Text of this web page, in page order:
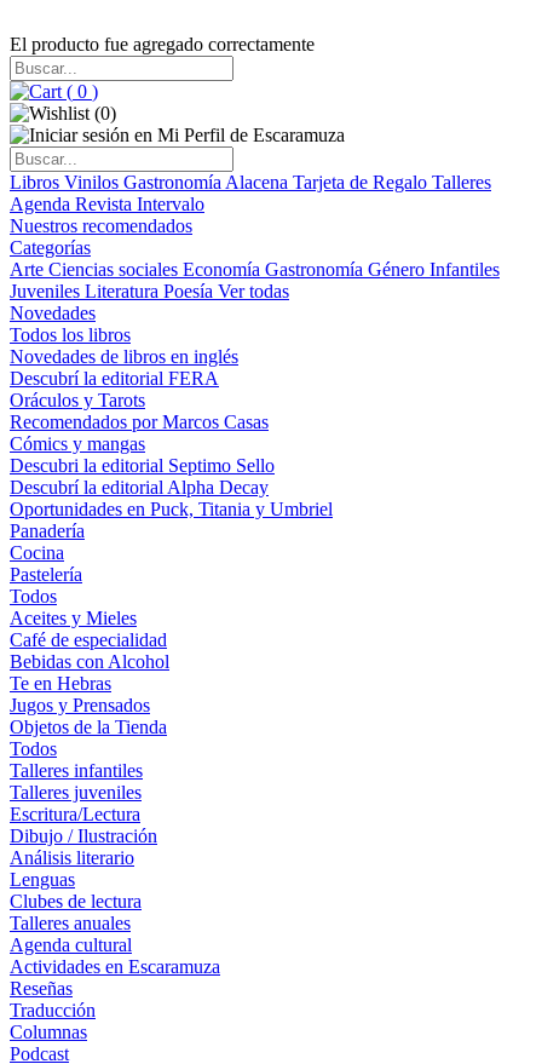
El producto fue agregado correctamente
( 0 )
(0)
Libros Vinilos Gastronomía Alacena Tarjeta de Regalo Talleres
Agenda Revista Intervalo
Nuestros recomendados
Categorías
Arte Ciencias sociales Economía Gastronomía Género Infantiles
Juveniles Literatura Poesía Ver todas
Novedades
Todos los libros
Novedades de libros en inglés
Descubrí la editorial FERA
Oráculos y Tarots
Recomendados por Marcos Casas
Cómics y mangas
Descubri la editorial Septimo Sello
Descubrí la editorial Alpha Decay
Oportunidades en Puck, Titania y Umbriel
Panadería
Cocina
Pastelería
Todos
Aceites y Mieles
Café de especialidad
Bebidas con Alcohol
Te en Hebras
Jugos y Prensados
Objetos de la Tienda
Todos
Talleres infantiles
Talleres juveniles
Escritura/Lectura
Dibujo / Ilustración
Análisis literario
Lenguas
Clubes de lectura
Talleres anuales
Agenda cultural
Actividades en Escaramuza
Reseñas
Traducción
Columnas
Podcast